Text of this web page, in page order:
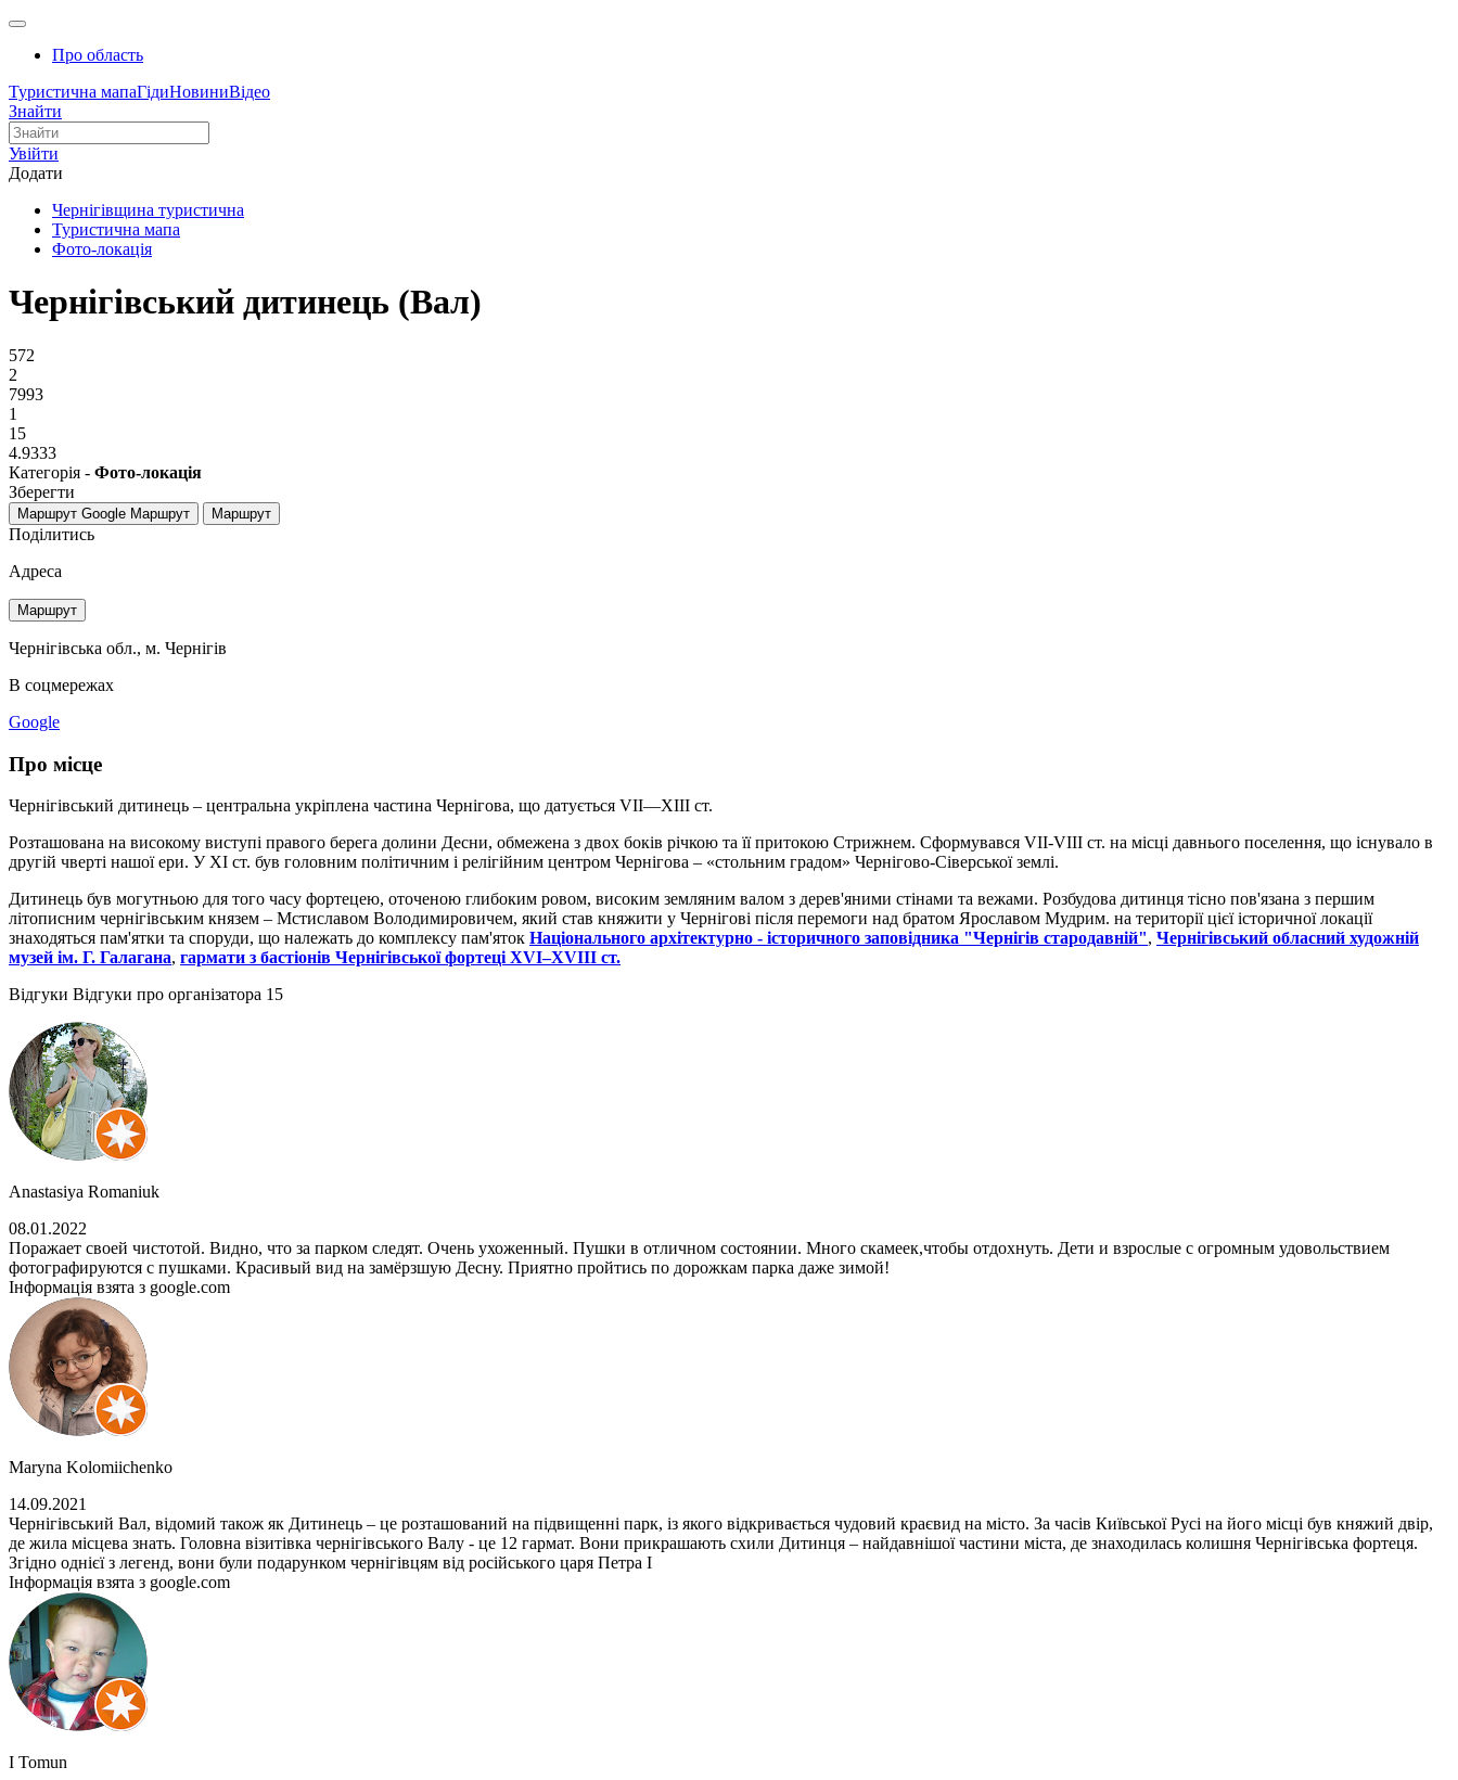
Про область
Туристична мапаГідиНовиниВідео
Знайти
Увійти
Додати
Чернігівщина туристична
Туристична мапа
Фото-локація
Чернігівський дитинець (Вал)
572
2
7993
1
15
4.9333
Категорія - Фото-локація
Зберегти
Маршрут Google Маршрут Маршрут
Поділитись
Адреса
Маршрут
Чернігівська обл., м. Чернігів
В соцмережах
Google
Про місце
Чернігівський дитинець – центральна укріплена частина Чернігова, що датується VII—XIII ст.
Розташована на високому виступі правого берега долини Десни, обмежена з двох боків річкою та її притокою Стрижнем. Сформувався VII-VIII ст. на місці давнього поселення, що існувало в
другій чверті нашої ери. У XI ст. був головним політичним і релігійним центром Чернігова – «стольним градом» Чернігово-Сіверської землі.
Дитинець був могутньою для того часу фортецею, оточеною глибоким ровом, високим земляним валом з дерев'яними стінами та вежами. Розбудова дитинця тісно пов'язана з першим
літописним чернігівським князем – Мстиславом Володимировичем, який став княжити у Чернігові після перемоги над братом Ярославом Мудрим. на території цієї історичної локації
знаходяться пам'ятки та споруди, що належать до комплексу пам'яток Національного архітектурно - історичного заповідника "Чернігів стародавній", Чернігівський обласний художній
музей ім. Г. Галагана, гармати з бастіонів Чернігівської фортеці XVI–XVIII ст.
Відгуки Відгуки про організатора 15
Anastasiya Romaniuk
08.01.2022
Поражает своей чистотой. Видно, что за парком следят. Очень ухоженный. Пушки в отличном состоянии. Много скамеек,чтобы отдохнуть. Дети и взрослые с огромным удовольствием
фотографируются с пушками. Красивый вид на замёрзшую Десну. Приятно пройтись по дорожкам парка даже зимой!
Інформація взята з google.com
Maryna Kolomiichenko
14.09.2021
Чернігівський Вал, відомий також як Дитинець – це розташований на підвищенні парк, із якого відкривається чудовий краєвид на місто. За часів Київської Русі на його місці був княжий двір,
де жила місцева знать. Головна візитівка чернігівського Валу - це 12 гармат. Вони прикрашають схили Дитинця – найдавнішої частини міста, де знаходилась колишня Чернігівська фортеця.
Згідно однієї з легенд, вони були подарунком чернігівцям від російського царя Петра І
Інформація взята з google.com
I Tomun